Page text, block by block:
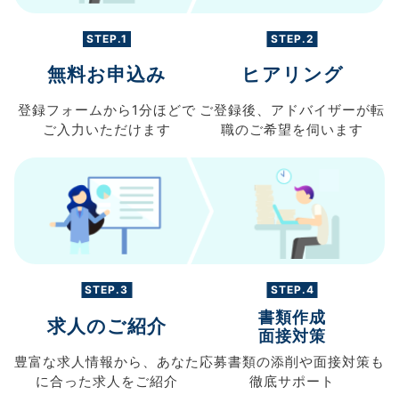
STEP.1
無料お申込み
登録フォームから 1分ほどで
ご入力 いただけます
STEP.2
ヒアリング
ご登録後、 アドバイザーが転
職のご希望を伺います
STEP.3
求人のご紹介
豊富な求人情報から、 あなた
に合った求人を ご紹介
STEP.4
書類作成
面接対策
応募書類の添削や面接対策も
徹底サポート